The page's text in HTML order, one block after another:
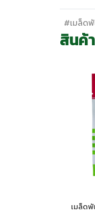
#เมล็ด
สินค้
เมล็ดพั